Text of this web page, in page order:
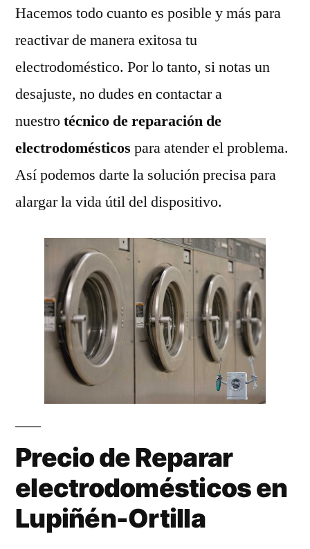
Hacemos todo cuanto es posible y más para
reactivar de manera exitosa tu
electrodoméstico. Por lo tanto, si notas un
desajuste, no dudes en contactar a
nuestrotécnico de reparación de
electrodomésticos para atender el problema.
Así podemos darte la solución precisa para
alargar la vida útil del dispositivo.
Precio de Reparar
electrodomésticos en
Lupiñén-Ortilla